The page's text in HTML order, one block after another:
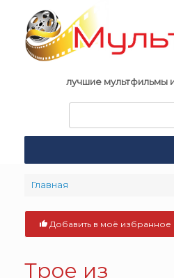
content
лучшие мультфильмы
поиска:
Главная
Добавить в моё избранное
Трое из